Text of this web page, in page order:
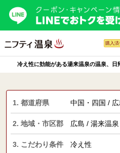
購入
冷え性に効能がある湯来温泉の温泉、
1. 都道府県 中国・四国 /
2. 地域・市区郡 広島 / 湯来温泉
3. こだわり条件 冷え性